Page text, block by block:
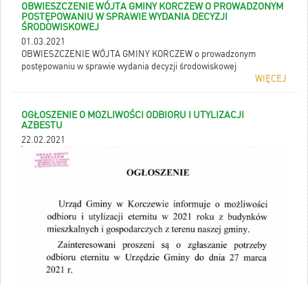
OBWIESZCZENIE WÓJTA GMINY KORCZEW O PROWADZONYM
POSTĘPOWANIU W SPRAWIE WYDANIA DECYZJI
ŚRODOWISKOWEJ
01.03.2021
OBWIESZCZENIE WÓJTA GMINY KORCZEW o prowadzonym
postępowaniu w sprawie wydania decyzji środowiskowej
WIĘCEJ
OGŁOSZENIE O MOZLIWOŚCI ODBIORU I UTYLIZACJI
AZBESTU
22.02.2021